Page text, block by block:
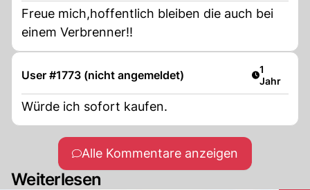
Freue mich,hoffentlich bleiben die auch bei
einem Verbrenner!!
User #1773 (nicht angemeldet) Artikel
1
Jahr
Würde ich sofort kaufen.
Alle Kommentare anzeigen
Weiterlesen